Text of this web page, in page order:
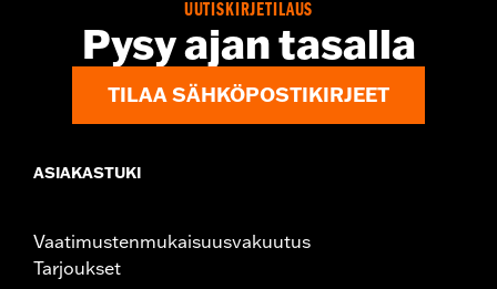
UUTISKIRJETILAUS
Pysy ajan tasalla
TILAA SÄHKÖPOSTIKIRJEET
ASIAKASTUKI
Vaatimustenmukaisuusvakuutus
Tarjoukset